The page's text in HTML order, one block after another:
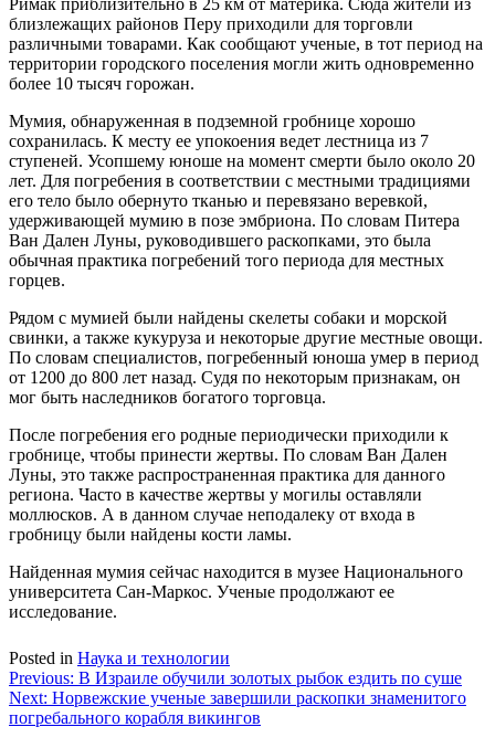
близлежащих районов Перу приходили для торговли
различными товарами. Как сообщают ученые, в тот период на
территории городского поселения могли жить одновременно
более 10 тысяч горожан.
Мумия, обнаруженная в подземной гробнице хорошо
сохранилась. К месту ее упокоения ведет лестница из 7
ступеней. Усопшему юноше на момент смерти было около 20
лет. Для погребения в соответствии с местными традициями
его тело было обернуто тканью и перевязано веревкой,
удерживающей мумию в позе эмбриона. По словам Питера
Ван Дален Луны, руководившего раскопками, это была
обычная практика погребений того периода для местных
горцев.
Рядом с мумией были найдены скелеты собаки и морской
свинки, а также кукуруза и некоторые другие местные овощи.
По словам специалистов, погребенный юноша умер в период
от 1200 до 800 лет назад. Судя по некоторым признакам, он
мог быть наследников богатого торговца.
После погребения его родные периодически приходили к
гробнице, чтобы принести жертвы. По словам Ван Дален
Луны, это также распространенная практика для данного
региона. Часто в качестве жертвы у могилы оставляли
моллюсков. А в данном случае неподалеку от входа в
гробницу были найдены кости ламы.
Найденная мумия сейчас находится в музее Национального
университета Сан-Маркос. Ученые продолжают ее
исследование.
Posted in Наука и технологии
Навигация
по
Previous: В Израиле обучили золотых рыбок ездить по суше
Next: Норвежские ученые завершили раскопки знаменитого
погребального корабля викингов